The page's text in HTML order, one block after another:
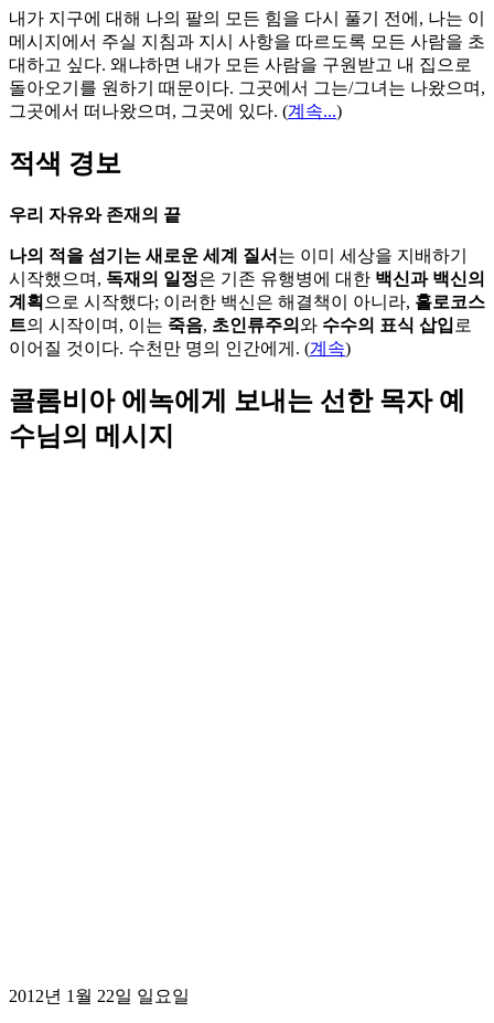
내가 지구에 대해 나의 팔의 모든 힘을 다시 풀기 전에, 나는 이
메시지에서 주실 지침과 지시 사항을 따르도록 모든 사람을 초
대하고 싶다. 왜냐하면 내가 모든 사람을 구원받고 내 집으로
돌아오기를 원하기 때문이다. 그곳에서 그는/그녀는 나왔으며,
그곳에서 떠나왔으며, 그곳에 있다. (계속...)
적색 경보
우리 자유와 존재의 끝
나의 적을 섬기는 새로운 세계 질서 는 이미 세상을 지배하기
시작했으며, 독재의 일정은 기존 유행병에 대한 백신과 백신의
계획 으로 시작했다; 이러한 백신은 해결책이 아니라, 홀로코스
트의 시작이며, 이는 죽음, 초인류주의 와 수수의 표식 삽입 로
이어질 것이다. 수천만 명의 인간에게. (계속)
콜롬비아 에녹에게 보내는 선한 목자 예
수님의 메시지
2012년 1월 22일 일요일